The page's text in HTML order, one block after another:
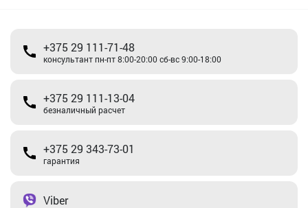
+375 29 111-71-48
консультант пн-пт 8:00-20:00 сб-вс 9:00-18:00
+375 29 111-13-04
безналичный расчет
+375 29 343-73-01
гарантия
Viber